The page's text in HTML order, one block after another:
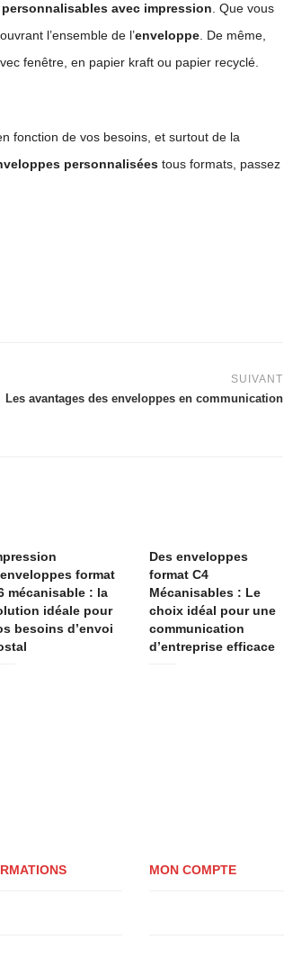
personnalisables avec impression . Que vous
l’ensemble de l’enveloppe . De même,
fenêtre, en papier kraft ou papier recyclé.
fonction de vos besoins, et surtout de la
personnalisées tous formats, passez
SUIVANT
Les avantages des enveloppes en communication
format
mécanisable : la
idéale pour
besoins d’envoi
Des enveloppes
format C4
Mécanisables : Le
choix idéal pour une
communication
d’entreprise efficace
MON COMPTE